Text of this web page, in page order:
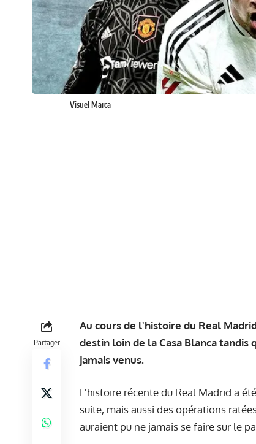
Visuel Marca
Partager
Au cours de l'histoire du Real
destin loin de la Casa Blanca
jamais venus.
L'histoire récente du Real Madrid a
suite, mais aussi des opérations
auraient pu ne jamais se faire sur le